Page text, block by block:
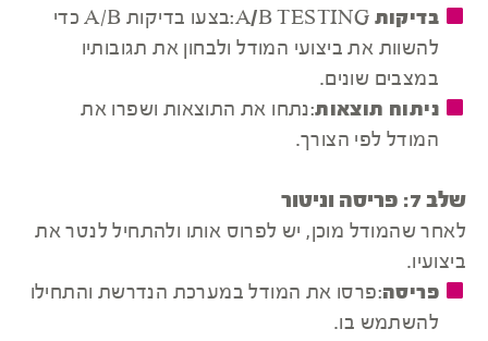
בדיקות A/B TESTING
:בצעו בדיקות A/B כדי
להשוות את ביצועי המודל ולבחון את תגובותיו
במצבים שונים.
ניתוח תוצאות:נתחו את התוצאות ושפרו את
המודל לפי הצורך.
שלב 7: פריסה וניטור
לאחר שהמודל מוכן, יש לפרוס אותו ולהתחיל לנטר את
ביצועיו.
פריסה:פרסו את המודל במערכת הנדרשת והתחילו
להשתמש בו.